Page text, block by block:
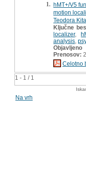
1 - 1 / 1
1. hMT+/V5
motion
Teodora
Ključne
localizer,
analysis
Prenosov:
Celotno
Na vrh